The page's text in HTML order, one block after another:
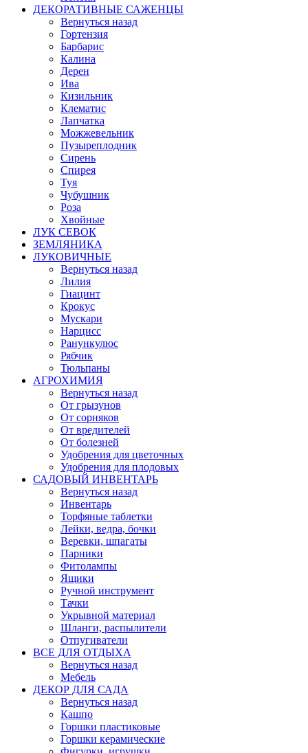
ДЕКОРАТИВНЫЕ САЖЕНЦЫ
Вернуться назад
Гортензия
Барбарис
Калина
Дерен
Ива
Кизильник
Клематис
Лапчатка
Можжевельник
Пузыреплодник
Сирень
Спирея
Туя
Чубушник
Роза
Хвойные
ЛУК СЕВОК
ЗЕМЛЯНИКА
ЛУКОВИЧНЫЕ
Вернуться назад
Лилия
Гиацинт
Крокус
Мускари
Нарцисс
Ранункулюс
Рябчик
Тюльпаны
АГРОХИМИЯ
Вернуться назад
От грызунов
От сорняков
От вредителей
От болезней
Удобрения для цветочных
Удобрения для плодовых
САДОВЫЙ ИНВЕНТАРЬ
Вернуться назад
Инвентарь
Торфяные таблетки
Лейки, ведра, бочки
Веревки, шпагаты
Парники
Фитолампы
Ящики
Ручной инструмент
Тачки
Укрывной материал
Шланги, распылители
Отпугиватели
ВСЕ ДЛЯ ОТДЫХА
Вернуться назад
Мебель
ДЕКОР ДЛЯ САДА
Вернуться назад
Кашпо
Горшки пластиковые
Горшки керамические